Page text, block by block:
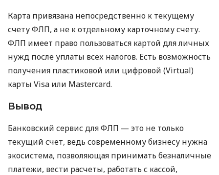
Карта привязана непосредственно к текущему
счету ФЛП, а не к отдельному карточному счету.
ФЛП имеет право пользоваться картой для личных
нужд после уплаты всех налогов. Есть возможность
получения пластиковой или цифровой (Virtual)
карты Visa или Mastercard.
Вывод
Банковский сервис для ФЛП — это не только
текущий счет, ведь современному бизнесу нужна
экосистема, позволяющая принимать безналичные
платежи, вести расчеты, работать с кассой,